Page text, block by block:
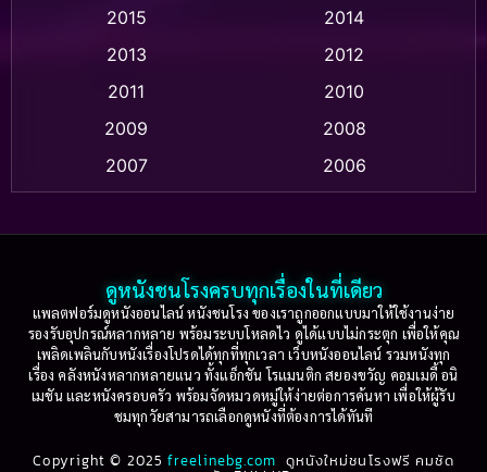
Based on a True Story เรื่องจริง(36)
Based on Novel(16)
Betrayal(1)
Biography(3)
2015
2014
2013
2012
2011
2010
2009
2008
2007
2006
2003
2002
2001
2000
1999
1998
1997
1996
1995
1994
1993
1992
1991
1990
ดูหนังชนโรงครบทุกเรื่องในที่เดียว
แพลตฟอร์มดูหนังออนไลน์ หนังชนโรง ของเราถูกออกแบบมาให้ใช้งานง่าย
รองรับอุปกรณ์หลากหลาย พร้อมระบบโหลดไว ดูได้แบบไม่กระตุก เพื่อให้คุณ
เพลิดเพลินกับหนังเรื่องโปรดได้ทุกที่ทุกเวลา เว็บหนังออนไลน์ รวมหนังทุก
เรื่อง คลังหนังหลากหลายแนว ทั้งแอ็กชัน โรแมนติก สยองขวัญ คอมเมดี้ อนิ
เมชัน และหนังครอบครัว พร้อมจัดหมวดหมู่ให้ง่ายต่อการค้นหา เพื่อให้ผู้รับ
ชมทุกวัยสามารถเลือกดูหนังที่ต้องการได้ทันที
Copyright © 2025freelinebg.com ดูหนังใหม่ชนโรงฟรี คมชัด